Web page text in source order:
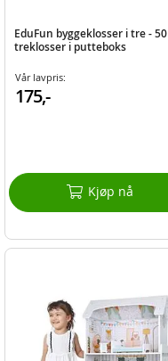
EduFun byggeklosser i tre - 50
treklosser i putteboks
Vår lavpris:
175,-
Kjøp nå